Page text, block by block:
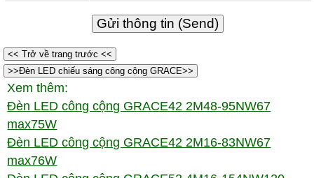
<< Trở về trang trước <<
>>Đèn LED chiếu sáng công cộng GRACE>>
Xem thêm:
Đèn LED công cộng GRACE42 2M48-95NW67
max75W
Đèn LED công cộng GRACE42 2M16-83NW67
max76W